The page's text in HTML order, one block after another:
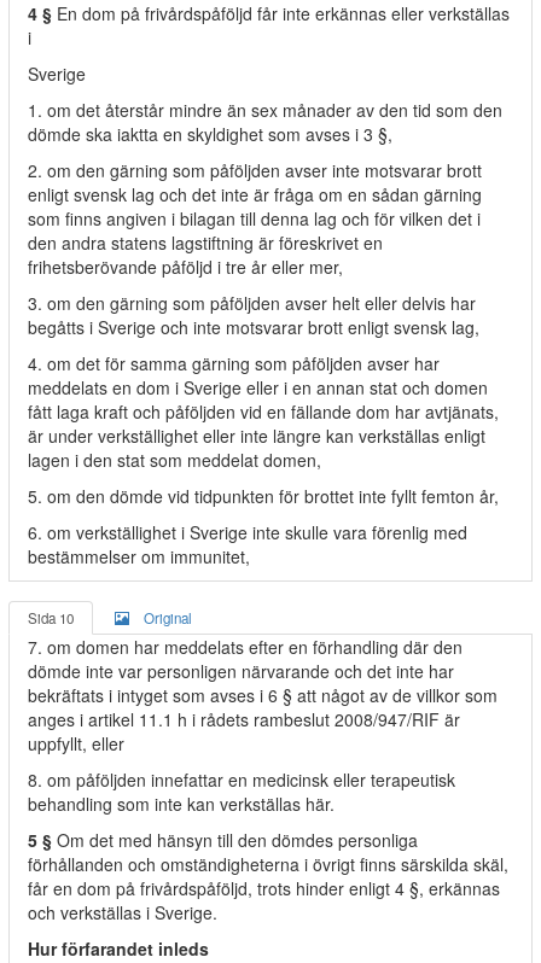
4 § En dom på frivårdspåföljd får inte erkännas eller verkställas
i
Sverige
1. om det återstår mindre än sex månader av den tid som den
dömde ska iaktta en skyldighet som avses i 3 §,
2. om den gärning som påföljden avser inte motsvarar brott
enligt svensk lag och det inte är fråga om en sådan gärning
som finns angiven i bilagan till denna lag och för vilken det i
den andra statens lagstiftning är föreskrivet en
frihetsberövande påföljd i tre år eller mer,
3. om den gärning som påföljden avser helt eller delvis har
begåtts i Sverige och inte motsvarar brott enligt svensk lag,
4. om det för samma gärning som påföljden avser har
meddelats en dom i Sverige eller i en annan stat och domen
fått laga kraft och påföljden vid en fällande dom har avtjänats,
är under verkställighet eller inte längre kan verkställas enligt
lagen i den stat som meddelat domen,
5. om den dömde vid tidpunkten för brottet inte fyllt femton år,
6. om verkställighet i Sverige inte skulle vara förenlig med
bestämmelser om immunitet,
Sida 10 Original
7. om domen har meddelats efter en förhandling där den
dömde inte var personligen närvarande och det inte har
bekräftats i intyget som avses i 6 § att något av de villkor som
anges i artikel 11.1 h i rådets rambeslut 2008/947/RIF är
uppfyllt, eller
8. om påföljden innefattar en medicinsk eller terapeutisk
behandling som inte kan verkställas här.
5 § Om det med hänsyn till den dömdes personliga
förhållanden och omständigheterna i övrigt finns särskilda skäl,
får en dom på frivårdspåföljd, trots hinder enligt 4 §, erkännas
och verkställas i Sverige.
Hur förfarandet inleds